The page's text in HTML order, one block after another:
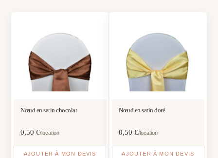
Nœud en satin chocolat
0,50€/location
AJOUTER À MON DEVIS
Nœud en satin doré
0,50 €/location
AJOUTER À MON DEVIS